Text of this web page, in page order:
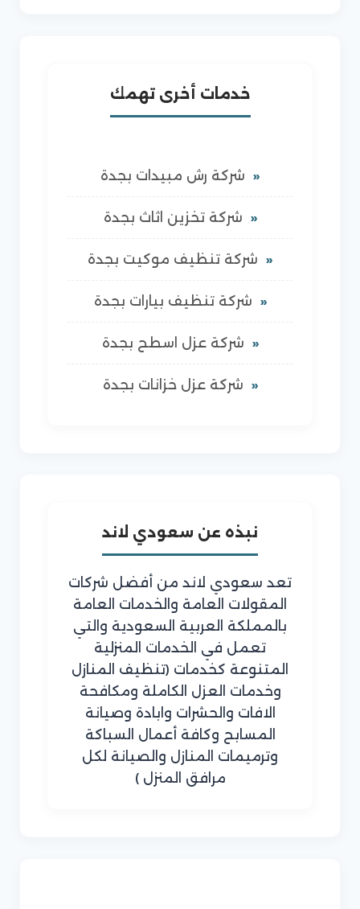
خدمات أخرى تهمك
شركة رش مبيدات بجدة
شركة تخزين اثاث بجدة
شركة تنظيف موكيت بجدة
شركة تنظيف بيارات بجدة
شركة عزل اسطح بجدة
شركة عزل خزانات بجدة
نبذه عن سعودي لاند
تعد سعودي لاند من أفضل شركات
المقولات العامة والخدمات العامة
بالمملكة العربية السعودية والتي
تعمل في الخدمات المنزلية
المتنوعة كخدمات (تنظيف المنازل
وخدمات العزل الكاملة ومكافحة
الافات والحشرات وابادة وصيانة
المسابح وكافة أعمال السباكة
وترميمات المنازل والصيانة لكل
مرافق المنزل )